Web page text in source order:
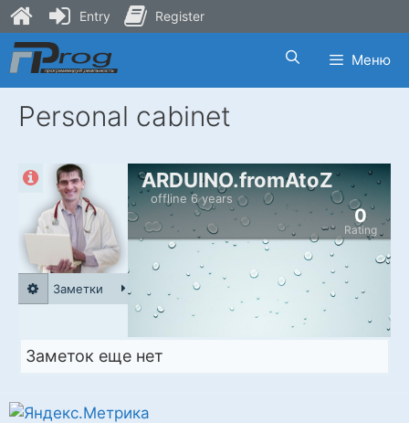
Skip
to
content
Меню
Personal cabinet
ARDUINO.fromAtoZ
offline 6 years
Rating
0
Заметки
Заметок еще нет
Entry Register